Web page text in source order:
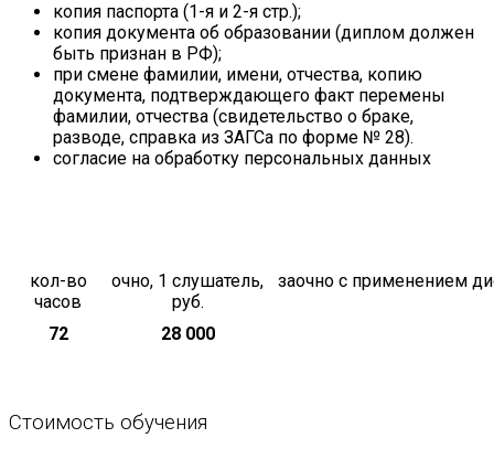
копия паспорта (1-я и 2-я стр.);
копия документа об образовании (диплом должен
быть признан в РФ);
при смене фамилии, имени, отчества, копию
документа, подтверждающего факт перемены
фамилии, отчества (свидетельство о браке,
разводе, справка из ЗАГСа по форме № 28).
согласие на обработку персональных данных
кол-во
часов
очно, 1 слушатель,
руб.
заочно с применением
72 28 000
Стоимость обучения